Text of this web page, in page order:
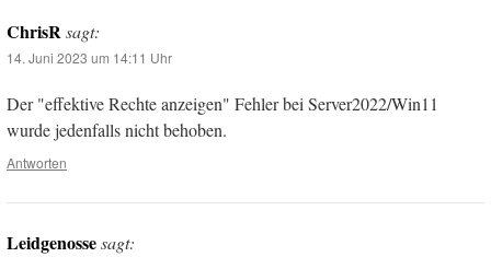
ChrisRsagt:
14. Juni 2023 um 14:11 Uhr
Der "effektive Rechte anzeigen" Fehler bei Server2022/Win11
wurde jedenfalls nicht behoben.
Antworten
Leidgenossesagt: